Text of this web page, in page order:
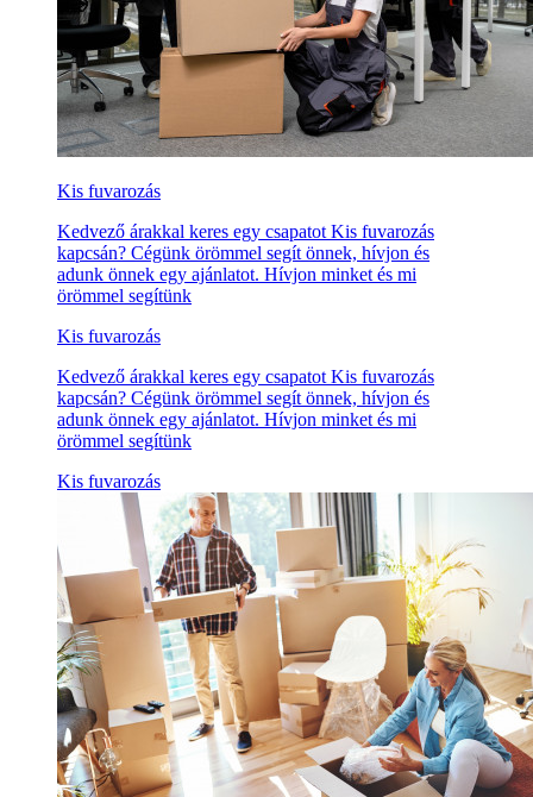
Kis fuvarozás
Kedvező árakkal keres egy csapatot Kis fuvarozás
kapcsán? Cégünk örömmel segít önnek, hívjon és
adunk önnek egy ajánlatot. Hívjon minket és mi
örömmel segítünk
Kis fuvarozás
Kedvező árakkal keres egy csapatot Kis fuvarozás
kapcsán? Cégünk örömmel segít önnek, hívjon és
adunk önnek egy ajánlatot. Hívjon minket és mi
örömmel segítünk
Kis fuvarozás